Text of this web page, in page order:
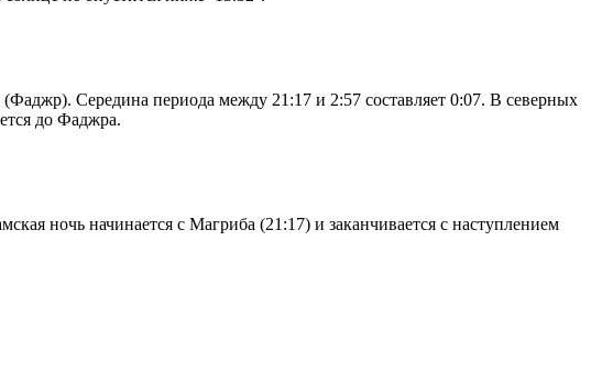
Середина периода между 21:17 и 2:57 составляет 0:07. В северных
до Фаджра.
ночь начинается с Магриба (21:17) и заканчивается с наступлением